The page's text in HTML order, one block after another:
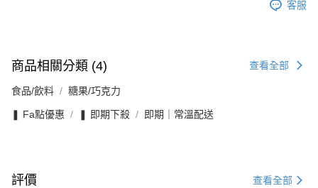
客服
商品相關分類 (4) 查看全部
食品/飲料 糖果/巧克力
❚ Fa點優惠 ❚ 即期下殺 即期｜常溫配送
評價 查看全部